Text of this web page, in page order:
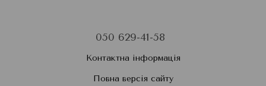
ви могли підібрати варіант, що ідеально відповідає
високою дихаючою здатністю та гіпоалергенністю, що
050 629-41-58
Контактна інформація
Повна версія сайту